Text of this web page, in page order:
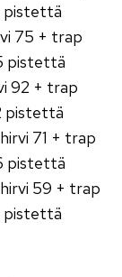
pistettä
75 + trap
pistettä
92 + trap
pistettä
71 + trap
pistettä
59 + trap
pistettä